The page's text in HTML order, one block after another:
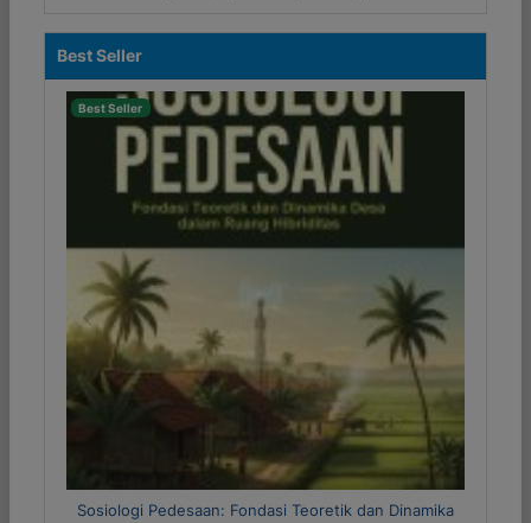
Best Seller
Dinamika
Best Seller
Metode Riset Kuantitatif dan Kualitatif
Previous Next